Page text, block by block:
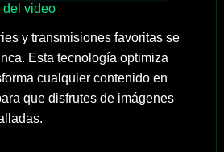
del video
y transmisiones favoritas se
Esta tecnología optimiza
cualquier contenido en
que disfrutes de imágenes